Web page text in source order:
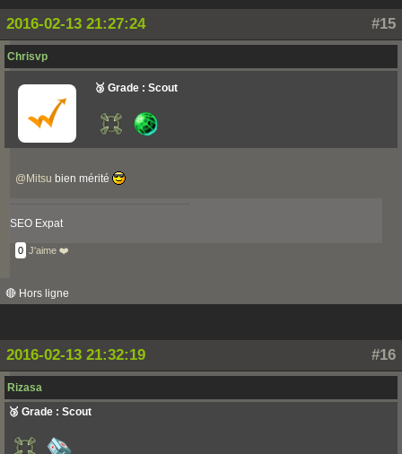
#15
2016-02-13 21:27:24
Chrisvp
🥉 Grade : Scout
@ Mitsu bien mérité
SEO Expat
0 J'aime ❤️
🔴 Hors ligne
#16
2016-02-13 21:32:19
Rizasa
🥉 Grade : Scout